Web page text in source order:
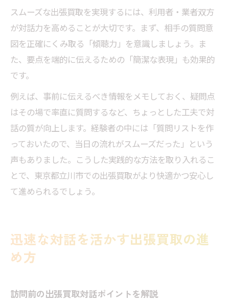
スムーズな出張買取を実現するには、利用者・業者双方
が対話力を高めることが大切です。まず、相手の質問意
図を正確にくみ取る「傾聴力」を意識しましょう。ま
た、要点を端的に伝えるための「簡潔な表現」も効果的
です。
例えば、事前に伝えるべき情報をメモしておく、疑問点
はその場で率直に質問するなど、ちょっとした工夫で対
話の質が向上します。経験者の中には「質問リストを作
っておいたので、当日の流れがスムーズだった」という
声もありました。こうした実践的な方法を取り入れるこ
とで、東京都立川市での出張買取がより快適かつ安心し
て進められるでしょう。
迅速な対話を活かす出張買取の進
め方
訪問前の出張買取対話ポイントを解説